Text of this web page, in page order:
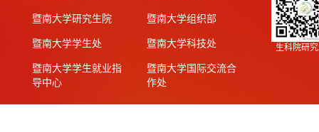
暨南大学研究生院
暨南大学学生处
暨南大学学生就业指
导中心
暨南大学组织部
暨南大学科技处
暨南大学国际交流合
作处
生科院研